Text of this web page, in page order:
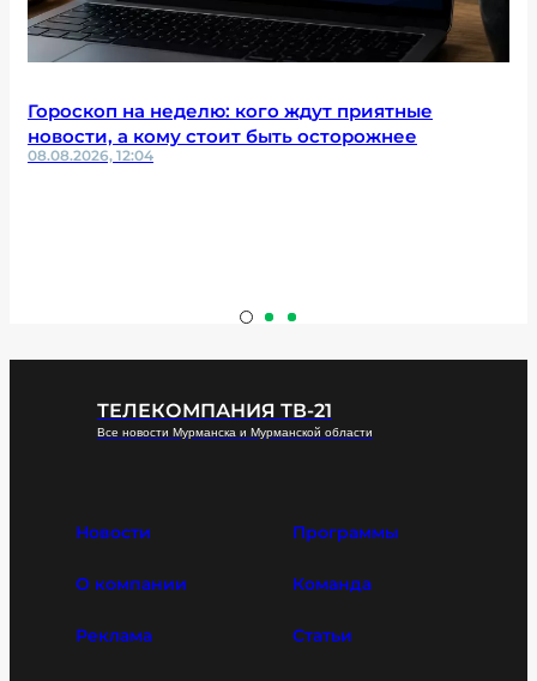
Гороскоп на неделю: кого ждут приятные
новости, а кому стоит быть осторожнее
08.08.2026, 12:04
ТЕЛЕКОМПАНИЯ ТВ-21
Все новости Мурманска и Мурманской области
Новости Программы
О компании Команда
Реклама Статьи